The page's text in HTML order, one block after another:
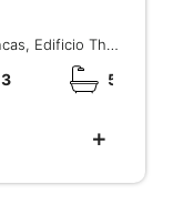
Edificio The
4
3 5